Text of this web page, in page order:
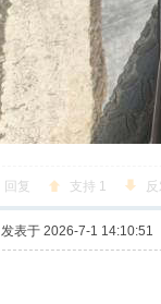
回复 支持 1
发表于 2026-7-1 14:10:51